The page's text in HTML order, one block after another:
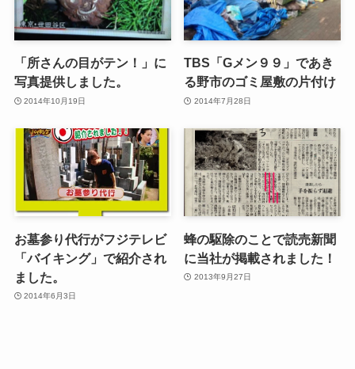
「所さんの目がテン！」に
写真提供しました。
2014年10月19日
TBS「Gメン９９」であき
る野市のゴミ屋敷の片付け
2014年7月28日
お墓参り代行がフジテレビ
「バイキング」で紹介され
ました。
2014年6月3日
蜂の駆除のことで読売新聞
に当社が掲載されました！
2013年9月27日